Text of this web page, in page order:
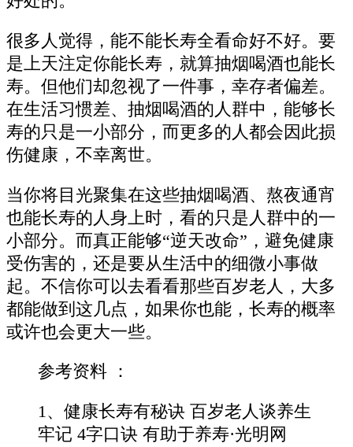
很多人觉得，能不能长寿全看命好不好。要
是上天注定你能长寿，就算抽烟喝酒也能长
寿。但他们却忽视了一件事，幸存者偏差。
在生活习惯差、抽烟喝酒的人群中，能够长
寿的只是一小部分，而更多的人都会因此损
伤健康，不幸离世。
当你将目光聚集在这些抽烟喝酒、熬夜通宵
也能长寿的人身上时，看的只是人群中的一
小部分。而真正能够“逆天改命”，避免健康
受伤害的，还是要从生活中的细微小事做
起。不信你可以去看看那些百岁老人，大多
都能做到这几点，如果你也能，长寿的概率
或许也会更大一些。
参考资料 ：
1、健康长寿有秘诀 百岁老人谈养生
牢记 4字口诀 有助于养寿·光明网